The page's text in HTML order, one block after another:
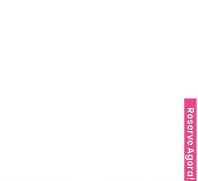
Reserve Agora!